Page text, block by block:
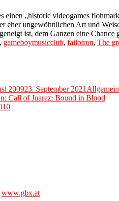
einen „historic videogames
eher ungewöhnlichen Art und
ist, dem Ganzen eine Chance
, gameboymusicclub, failotron, The
200923. September 2021 Allgemein
Call of Juarez: Bound in Blood
www.gbx.at